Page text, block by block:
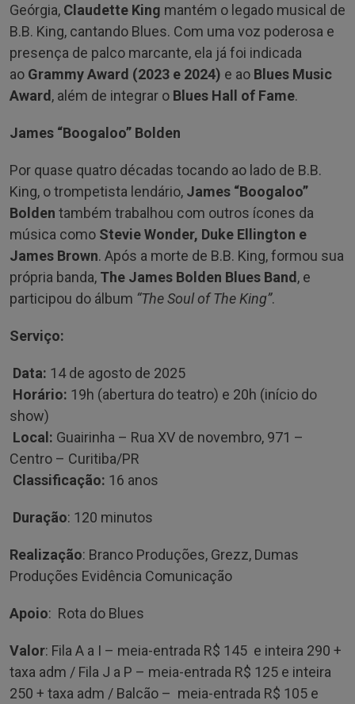
Geórgia, Claudette King mantém o legado musical de
B.B. King, cantando Blues. Com uma voz poderosa e
presença de palco marcante, ela já foi indicada
ao Grammy Award (2023 e 2024) e ao Blues Music
Award, além de integrar o Blues Hall of Fame.
James “Boogaloo” Bolden
Por quase quatro décadas tocando ao lado de B.B.
King, o trompetista lendário, James “Boogaloo”
Bolden também trabalhou com outros ícones da
música como Stevie Wonder, Duke Ellington e
James Brown. Após a morte de B.B. King, formou sua
própria banda, The James Bolden Blues Band, e
participou do álbum “The Soul of The King”.
Serviço:
Data: 14 de agosto de 2025
Horário: 19h (abertura do teatro) e 20h (início do
show)
Local: Guairinha – Rua XV de novembro, 971 –
Centro – Curitiba/PR
Classificação: 16 anos
Duração: 120 minutos
Realização: Branco Produções, Grezz, Dumas
Produções Evidência Comunicação
Apoio: Rota do Blues
Valor: Fila A a I – meia-entrada R$ 145 e inteira 290 +
taxa adm / Fila J a P – meia-entrada R$ 125 e inteira
250 + taxa adm / Balcão – meia-entrada R$ 105 e